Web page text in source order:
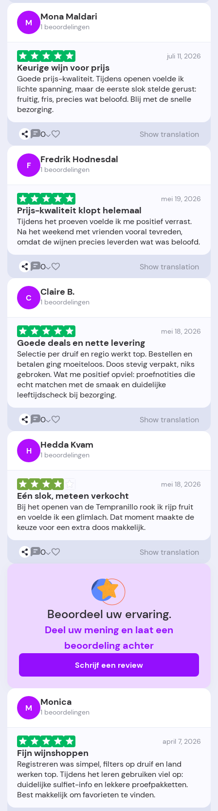
M Mona Maldari
1 beoordelingen
juli 11, 2026
Keurige wijn voor prijs
Goede prijs-kwaliteit. Tijdens openen voelde ik
lichte spanning, maar de eerste slok stelde gerust:
fruitig, fris, precies wat beloofd. Blij met de snelle
0 Show translation
F Fredrik Hodnesdal
1 beoordelingen
mei 19, 2026
Prijs-kwaliteit klopt helemaal
Tijdens het proeven voelde ik me positief verrast.
Na het weekend met vrienden vooral tevreden,
0 Show translation
C Claire B.
1 beoordelingen
mei 18, 2026
Goede deals en nette levering
Selectie per druif en regio werkt top. Bestellen en
betalen ging moeiteloos. Doos stevig verpakt, niks
gebroken. Wat me positief opviel: proefnotities die
echt matchen met de smaak en duidelijke
0 Show translation
H Hedda Kvam
1 beoordelingen
mei 18, 2026
Eén slok, meteen verkocht
Bij het openen van de Tempranillo rook ik rijp fruit
en voelde ik een glimlach. Dat moment maakte de
0 Show translation
Beoordeel uw ervaring.
Deel uw mening en laat een
beoordeling achter
Schrijf een review
M Monica
1 beoordelingen
april 7, 2026
Fijn wijnshoppen
Registreren was simpel, filters op druif en land
werken top. Tijdens het leren gebruiken viel op:
duidelijke sulfiet-info en lekkere proefpakketten.